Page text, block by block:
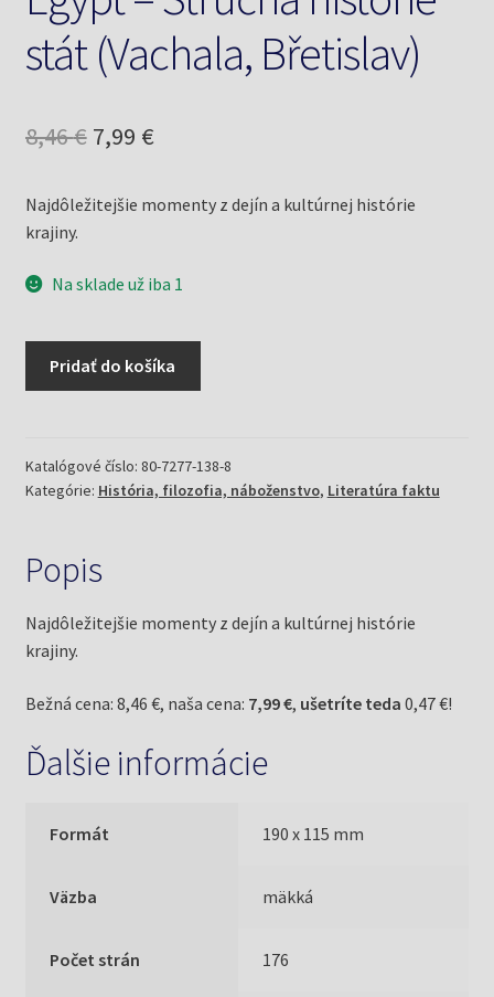
stát (Vachala, Břetislav)
8,46€ Pôvodná
bola:
7,99 €Aktuálna
je:
Najdôležitejšie momenty z dejín a kultúrnej histórie
krajiny.
Na sklade už iba 1
množstvo
historie
stát
Pridať do košíka
Katalógové číslo: 80-7277-138-8
Kategórie: História, filozofia, náboženstvo, Literatúra faktu
Popis
Najdôležitejšie momenty z dejín a kultúrnej histórie
krajiny.
Bežná cena: 8,46 €, naša cena: 7,99 €, ušetríte teda 0,47 €!
Ďalšie informácie
Formát 190 x 115 mm
Väzba mäkká
Počet strán 176